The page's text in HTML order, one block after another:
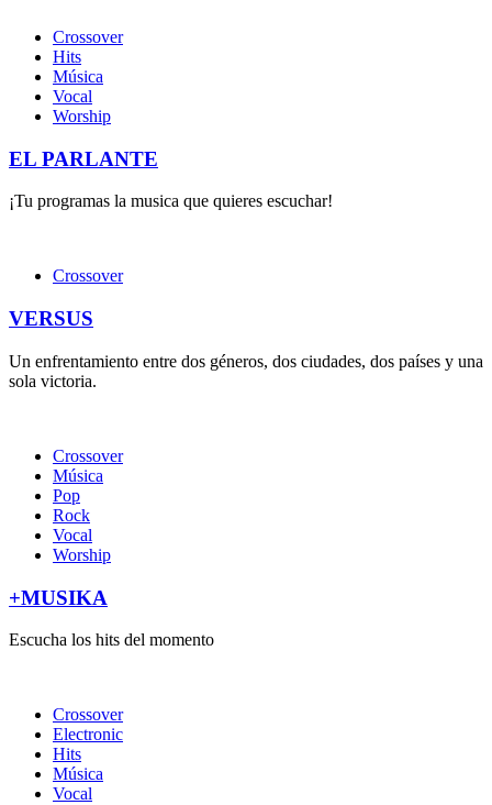
Crossover
Hits
Música
Vocal
Worship
EL PARLANTE
¡Tu programas la musica que quieres escuchar!
Crossover
VERSUS
Un enfrentamiento entre dos géneros, dos ciudades, dos países y una
sola victoria.
Crossover
Música
Pop
Rock
Vocal
Worship
+MUSIKA
Escucha los hits del momento
Crossover
Electronic
Hits
Música
Vocal